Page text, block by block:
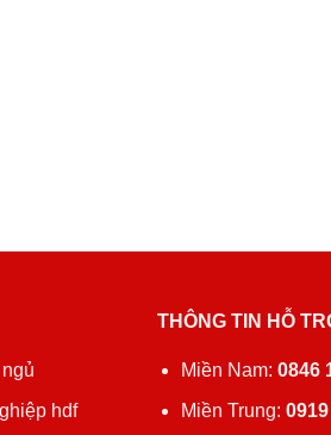
hdf
THÔNG TIN HỖ
Miền Nam:0846
Miền Trung: